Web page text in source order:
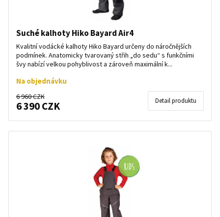
Suché kalhoty Hiko Bayard Air4
Kvalitní vodácké kalhoty Hiko Bayard určeny do náročnějších
podmínek. Anatomicky tvarovaný střih „do sedu“ s funkčními
švy nabízí velkou pohyblivost a zároveň maximální k...
Na objednávku
6 960 CZK
6 390 CZK Detail produktu